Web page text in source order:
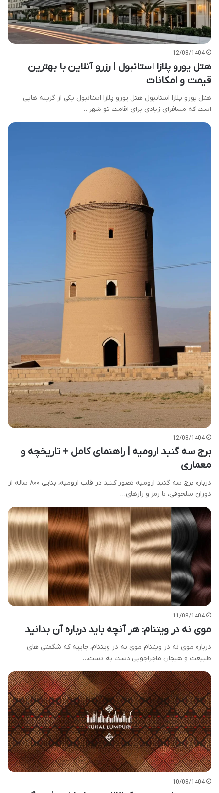
12/08/1404
هتل یورو پلازا استانبول | رزرو آنلاین با بهترین
قیمت و امکانات
هتل یورو پلازا استانبول هتل یورو پلازا استانبول یکی از گزینه هایی
است که مسافرای زیادی برای اقامت تو شهر…
12/08/1404
برج سه گنبد ارومیه | راهنمای کامل + تاریخچه و
معماری
درباره برج سه گنبد ارومیه تصور کنید در قلب ارومیه، بنایی ۸۰۰ ساله از
دوران سلجوقی، با رمز و رازهای…
11/08/1404
موی نه در ویتنام: هر آنچه باید درباره آن بدانید
درباره موی نه در ویتنام موی نه در ویتنام، جاییه که شگفتی های
طبیعت و هیجان ماجراجویی دست به دست…
10/08/1404